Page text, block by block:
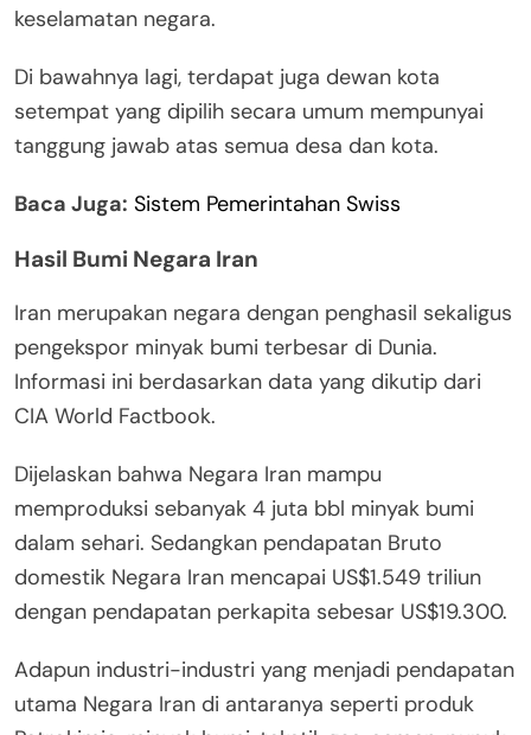
keselamatan negara.
Di bawahnya lagi, terdapat juga dewan kota
setempat yang dipilih secara umum mempunyai
tanggung jawab atas semua desa dan kota.
Baca Juga: Sistem Pemerintahan Swiss
Hasil Bumi Negara Iran
Iran merupakan negara dengan penghasil sekaligus
pengekspor minyak bumi terbesar di Dunia.
Informasi ini berdasarkan data yang dikutip dari
CIA World Factbook.
Dijelaskan bahwa Negara Iran mampu
memproduksi sebanyak 4 juta bbl minyak bumi
dalam sehari. Sedangkan pendapatan Bruto
domestik Negara Iran mencapai US$1.549 triliun
dengan pendapatan perkapita sebesar US$19.300.
Adapun industri-industri yang menjadi pendapatan
utama Negara Iran di antaranya seperti produk